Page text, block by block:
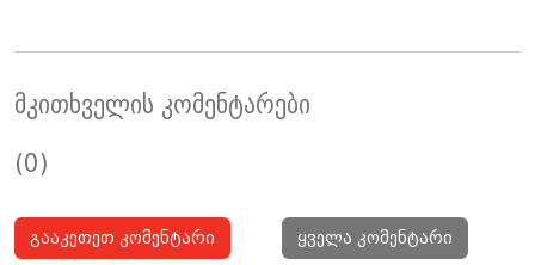
მკითხველის კომენტარები
(0)
გააკეთეთ კომენტარი ყველა კომენტარი